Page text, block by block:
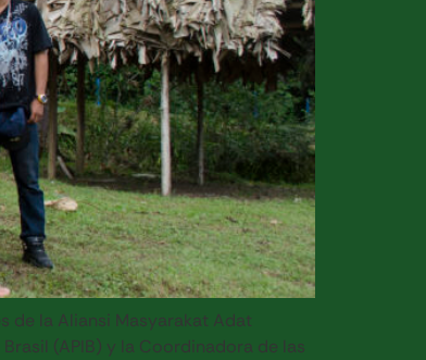
de la Aliansi Masyarakat Adat
(APIB) y la Coordinadora de las